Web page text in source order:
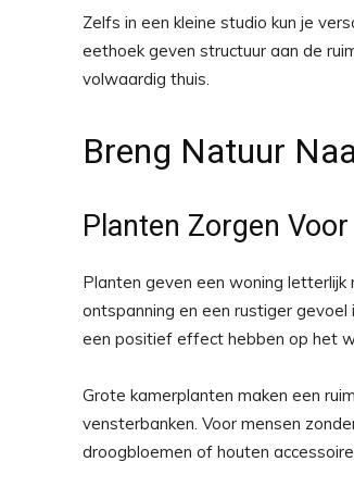
Zelfs in een kleine studio kun je
eethoek geven structuur aan de
volwaardig thuis.
Breng Natuur
Planten Zorgen Voor
Planten geven een woning letterlijk
ontspanning en een rustiger
een positief effect hebben op het
Grote kamerplanten maken een
vensterbanken. Voor mensen
droogbloemen of houten